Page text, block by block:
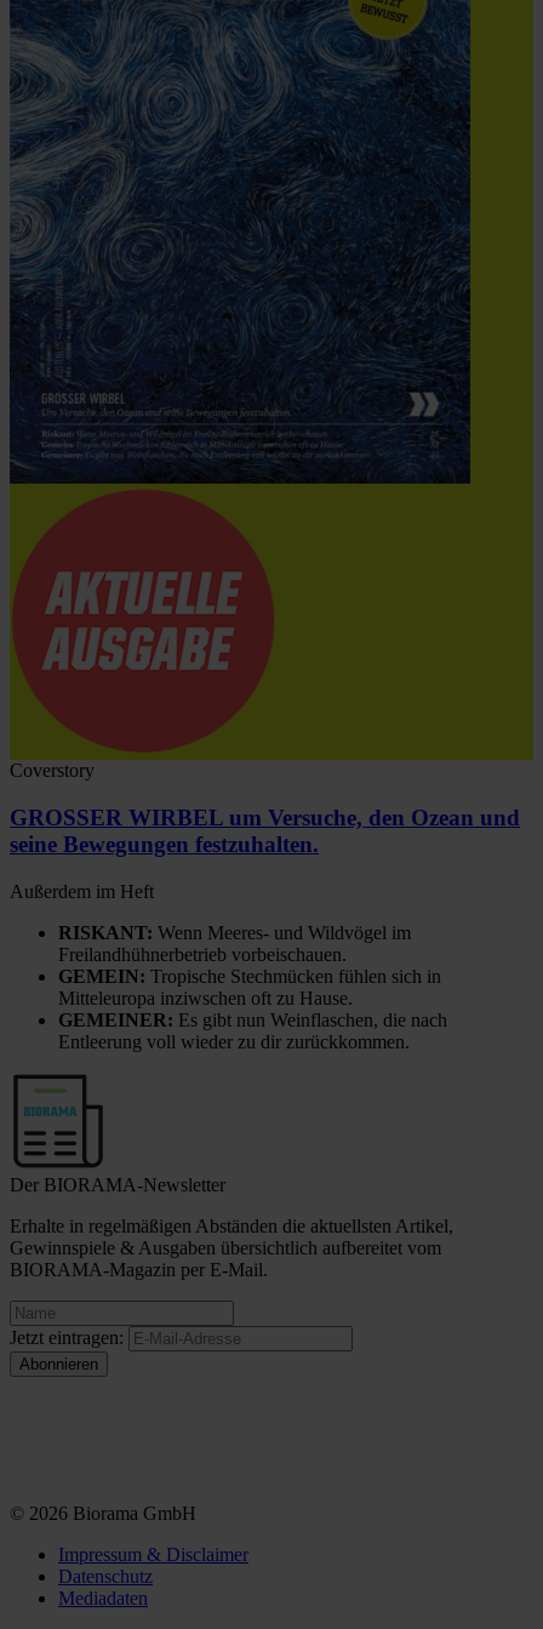
Coverstory
GROSSER WIRBEL um Versuche, den Ozean und
seine Bewegungen festzuhalten.
Außerdem im Heft
RISKANT: Wenn Meeres- und Wildvögel im
Freilandhühnerbetrieb vorbeischauen.
GEMEIN: Tropische Stechmücken fühlen sich in
Mitteleuropa inziwschen oft zu Hause.
GEMEINER: Es gibt nun Weinflaschen, die nach
Entleerung voll wieder zu dir zurückkommen.
Der BIORAMA-Newsletter
Erhalte in regelmäßigen Abständen die aktuellsten Artikel,
Gewinnspiele & Ausgaben übersichtlich aufbereitet vom
BIORAMA-Magazin per E-Mail.
Jetzt eintragen:
© 2026 Biorama GmbH
Impressum & Disclaimer
Datenschutz
Mediadaten